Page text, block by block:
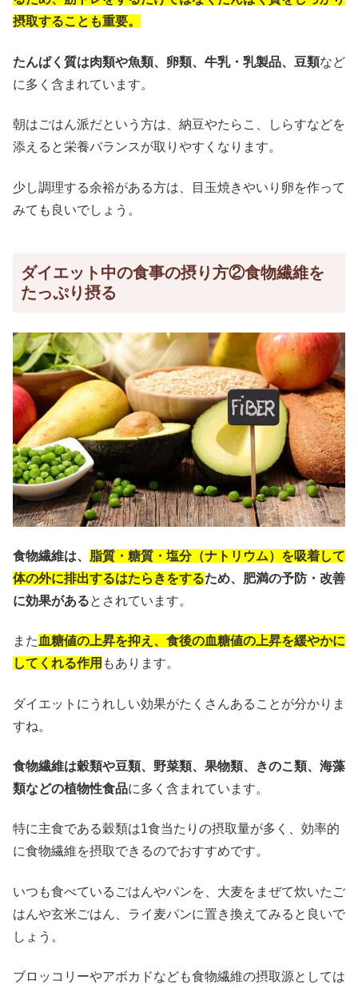
摂取することも重要。
たんぱく質は肉類や魚類、卵類、牛乳・乳製品、豆類など
に多く含まれています。
朝はごはん派だという方は、納豆やたらこ、しらすなどを
添えると栄養バランスが取りやすくなります。
少し調理する余裕がある方は、目玉焼きやいり卵を作って
みても良いでしょう。
ダイエット中の食事の摂り方②食物繊維を
たっぷり摂る
食物繊維は、 脂質・糖質・塩分（ナトリウム）を吸着して
体の外に排出するはたらきをするため、肥満の予防・改善
に効果があるとされています。
また 血糖値の上昇を抑え、食後の血糖値の上昇を緩やかに
してくれる作用 もあります。
ダイエットにうれしい効果がたくさんあることが分かりま
すね。
食物繊維は穀類や豆類、野菜類、果物類、きのこ類、海藻
類などの植物性食品に多く含まれています。
特に主食である穀類は1食当たりの摂取量が多く、効率的
に食物繊維を摂取できるのでおすすめです。
いつも食べているごはんやパンを、大麦をまぜて炊いたご
はんや玄米ごはん、ライ麦パンに置き換えてみると良いで
しょう。
ブロッコリーやアボカドなども食物繊維の摂取源としては